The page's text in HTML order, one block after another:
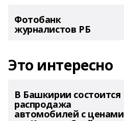
Фотобанк
журналистов РБ
Это интересно
В Башкирии состоится
распродажа
автомобилей с ценами